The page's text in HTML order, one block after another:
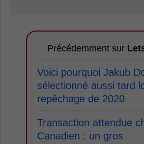
Précédemment sur
Voici pourquoi Jakub
sélectionné aussi tard
repêchage de 2020
Transaction attendue
Canadien : un gros